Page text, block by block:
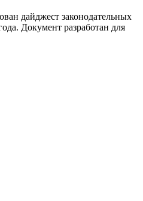
дайджест законодательных
Документ разработан для